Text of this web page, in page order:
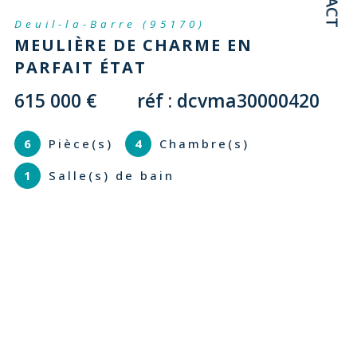
Deuil-la-Barre (95170)
MEULIÈRE DE CHARME EN
PARFAIT ÉTAT
615 000 € réf : dcvma30000420
6 Pièce(s) 4 Chambre(s)
1 Salle(s) de bain